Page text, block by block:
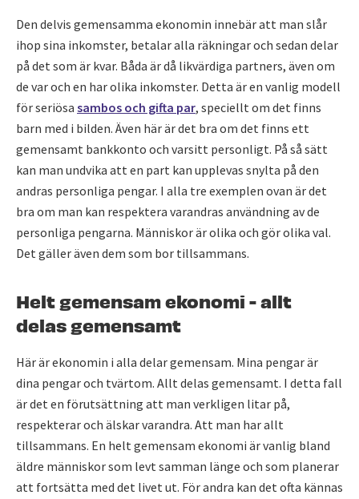
Den delvis gemensamma ekonomin innebär att man slår
ihop sina inkomster, betalar alla räkningar och sedan delar
på det som är kvar. Båda är då likvärdiga partners, även om
de var och en har olika inkomster. Detta är en vanlig modell
för seriösa sambos och gifta par, speciellt om det finns
barn med i bilden. Även här är det bra om det finns ett
gemensamt bankkonto och varsitt personligt. På så sätt
kan man undvika att en part kan upplevas snylta på den
andras personliga pengar. I alla tre exemplen ovan är det
bra om man kan respektera varandras användning av de
personliga pengarna. Människor är olika och gör olika val.
Det gäller även dem som bor tillsammans.
Helt gemensam ekonomi - allt
delas gemensamt
Här är ekonomin i alla delar gemensam. Mina pengar är
dina pengar och tvärtom. Allt delas gemensamt. I detta fall
är det en förutsättning att man verkligen litar på,
respekterar och älskar varandra. Att man har allt
tillsammans. En helt gemensam ekonomi är vanlig bland
äldre människor som levt samman länge och som planerar
att fortsätta med det livet ut. För andra kan det ofta kännas